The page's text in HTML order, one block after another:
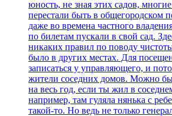
юность, не зная этих садов,
перестали быть в общегородском
даже во времена частного
по билетам пускали в свой сад.
никаких правил по поводу
было в других местах. Для
записаться у управляющего, и
жители соседних домов. Можно
на весь год, если ты жил в
например, там гуляла нянька с
такой-то. Но ведь не только